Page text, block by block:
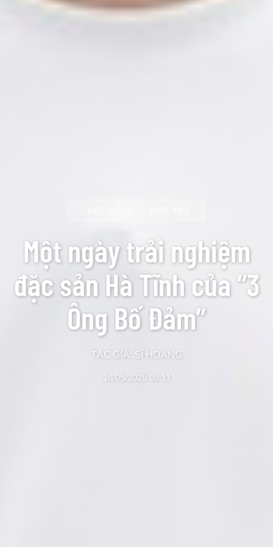
Một ngày trải nghiệm
đặc sản Hà Tĩnh của “3
Ông Bố Đảm”
TÁC GIẢ: SĨ HOÀNG
16/05/2025 08:11